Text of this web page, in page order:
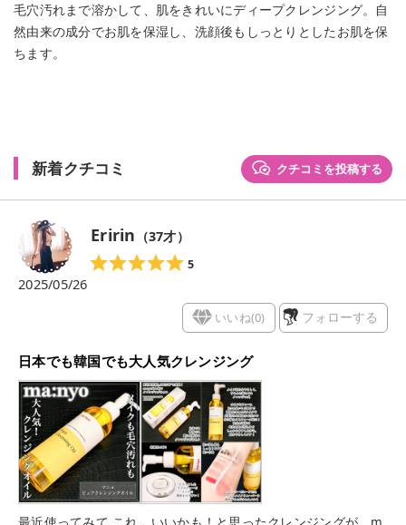
毛穴汚れまで溶かして、肌をきれいにディープクレンジング。自
然由来の成分でお肌を保湿し、洗顔後もしっとりとしたお肌を保
ちます。
新着クチコミ クチコミを投稿する
Eririn （37才）
5
2025/05/26
いいね(0) フォローする
日本でも韓国でも大人気クレンジング